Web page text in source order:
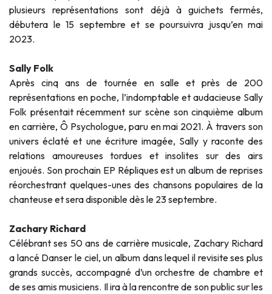
plusieurs représentations sont déjà à guichets fermés,
débutera le 15 septembre et se poursuivra jusqu’en mai
2023.
Sally Folk
Après cinq ans de tournée en salle et près de 200
représentations en poche, l’indomptable et audacieuse Sally
Folk présentait récemment sur scène son cinquième album
en carrière, Ô Psychologue, paru en mai 2021. À travers son
univers éclaté et une écriture imagée, Sally y raconte des
relations amoureuses tordues et insolites sur des airs
enjoués. Son prochain EP Répliques est un album de reprises
réorchestrant quelques-unes des chansons populaires de la
chanteuse et sera disponible dès le 23 septembre.
Zachary Richard
Célébrant ses 50 ans de carrière musicale, Zachary Richard
a lancé Danser le ciel, un album dans lequel il revisite ses plus
grands succès, accompagné d’un orchestre de chambre et
de ses amis musiciens. Il ira à la rencontre de son public sur les